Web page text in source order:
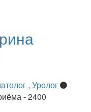
, Уролог
- 2400